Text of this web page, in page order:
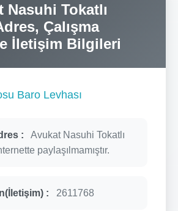
Nasuhi Tokatlı
Çalışma
İletişim Bilgileri
Baro Levhası
:
Avukat Nasuhi Tokatlı
paylaşılmamıştır.
: 2611768